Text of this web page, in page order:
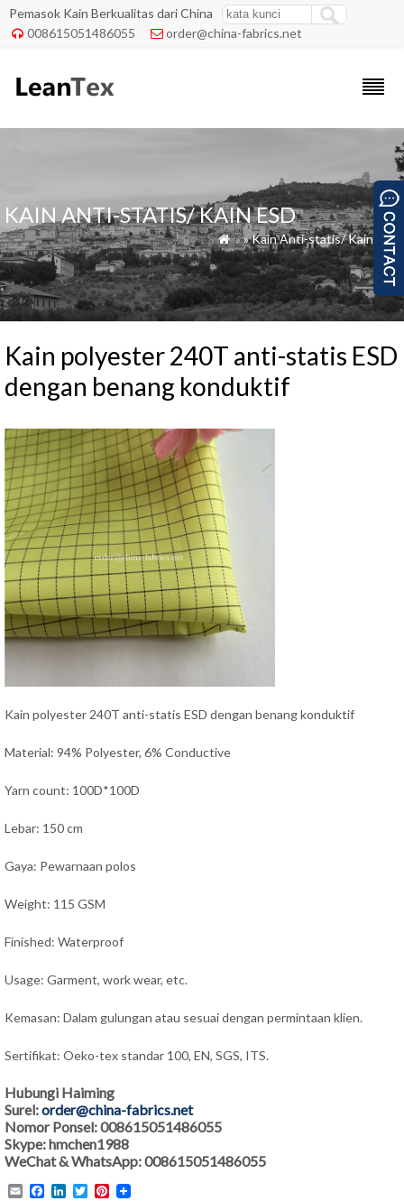
Pemasok Kain Berkualitas dari China
 008615051486055  order@china-fabrics.net
KAIN ANTI-STATIS/ KAIN ESD
 »»Kain Anti-statis/ Kain ESD
Kain polyester 240T anti-statis ESD
dengan benang konduktif
Kain polyester 240T anti-statis ESD dengan benang konduktif
Material: 94% Polyester, 6% Conductive
Yarn count: 100D*100D
Lebar: 150 cm
Gaya: Pewarnaan polos
Weight: 115 GSM
Finished: Waterproof
Usage: Garment, work wear, etc.
Kemasan: Dalam gulungan atau sesuai dengan permintaan klien.
Sertifikat: Oeko-tex standar 100, EN, SGS, ITS.
Hubungi Haiming
Surel:order@china-fabrics.net
Nomor Ponsel: 008615051486055
Skype: hmchen1988
WeChat & WhatsApp: 008615051486055
EmailFacebook
LinkedIn
TwitterPinterest